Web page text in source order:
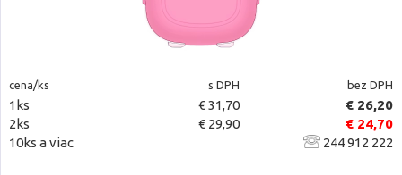
cena/ks s DPH bez DPH
1ks € 31,70
€ 26,20
2ks
€ 29,90
€ 24,70
10ks a viac
244 912 222